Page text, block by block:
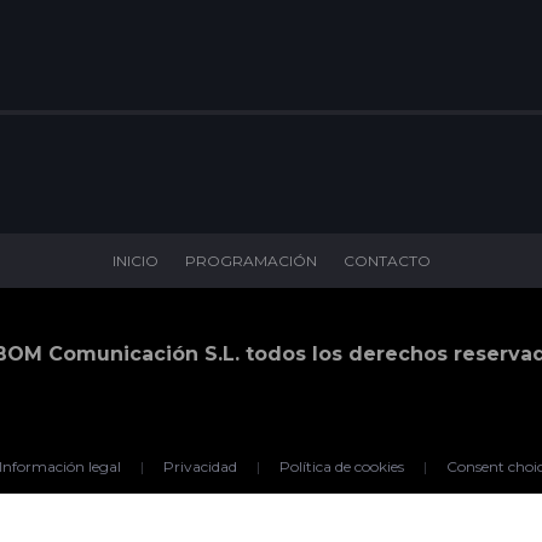
INICIO PROGRAMACIÓN CONTACTO
Comunicación S.L. todos los derechos
Información legal | Privacidad | Política de cookies | Consent